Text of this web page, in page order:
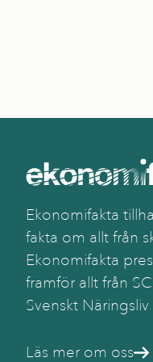
Ekonomifakta
fakta om allt från
Ekonomifakta
framför allt från
Svenskt
Läs mer om oss